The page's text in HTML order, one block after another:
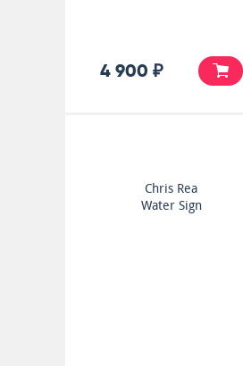
4 900 ₽
Chris Rea
Water Sign